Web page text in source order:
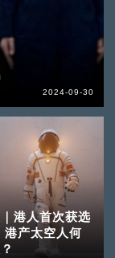
2024-09-30
港人首次获选
港产太空人何